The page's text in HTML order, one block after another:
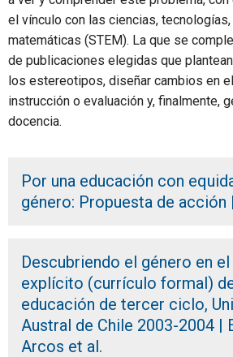
el vínculo con las ciencias,
matemáticas (STEM). La que se
de publicaciones elegidas que
los estereotipos, diseñar cambios en
instrucción o evaluación y, finalmente,
docencia.
Por una educación con
género: Propuesta de acción
Descubriendo el género en
explícito (currículo formal)
educación de tercer ciclo,
Austral de Chile 2003-2004 |
Arcos et al.